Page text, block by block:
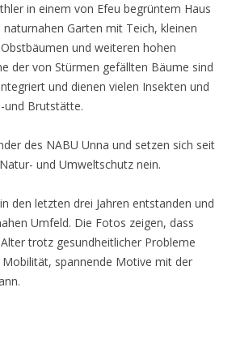
in einem von Efeu begrüntem Haus
Garten mit Teich, kleinen
und weiteren hohen
der von Stürmen gefällten Bäume sind
und dienen vielen Insekten und
und Brutstätte.
des NABU Unna und setzen sich seit
und Umweltschutz nein.
den letzten drei Jahren entstanden und
Umfeld. Die Fotos zeigen, dass
trotz gesundheitlicher Probleme
spannende Motive mit der